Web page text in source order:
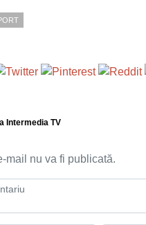
Intermedia TV
mail nu va fi publicată.